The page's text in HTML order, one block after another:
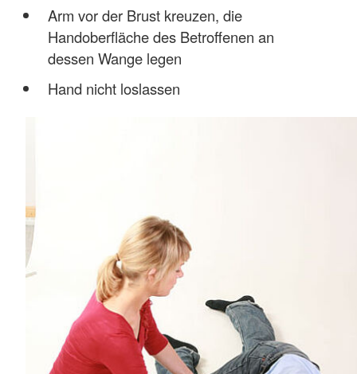
Arm vor der Brust kreuzen, die
Handoberfläche des Betroffenen an
dessen Wange legen
Hand nicht loslassen